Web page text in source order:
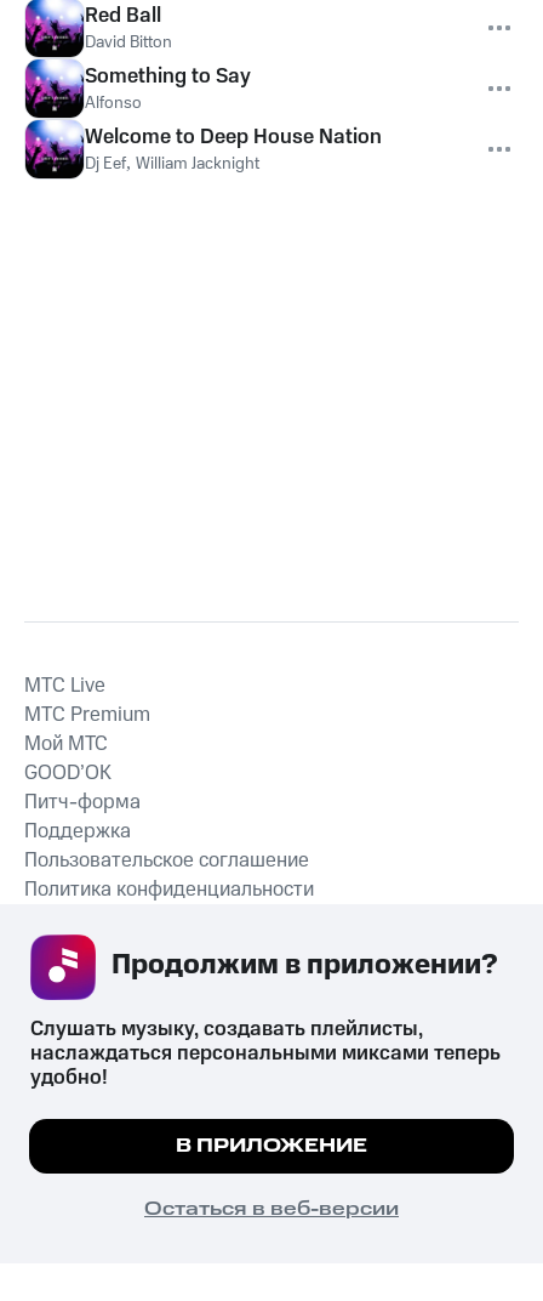
Red Ball
David Bitton
Something to Say
Alfonso
Welcome to Deep House Nation
Dj Eef, William Jacknight
СКАЧАТЬ ПРИЛОЖЕНИЕ
MTС Live
MTС Premium
Мой МТС
GOOD’OK
Питч-форма
Поддержка
Пользовательское соглашение
Политика конфиденциальности
психотропных веществ, их аналогов причиняет вред здоровью,
их незаконный оборот запрещён и влечёт установленную
законодательством ответственность.
© 2026 ООО «КИОН».
Все права защищены
Мы используем куки, чтобы на сайте все
Подробнее
ПОНЯТНО
Слушать музыку, создавать плейлисты,
наслаждаться персональными миксами теперь
удобно!
В ПРИЛОЖЕНИЕ
Остаться в веб-версии